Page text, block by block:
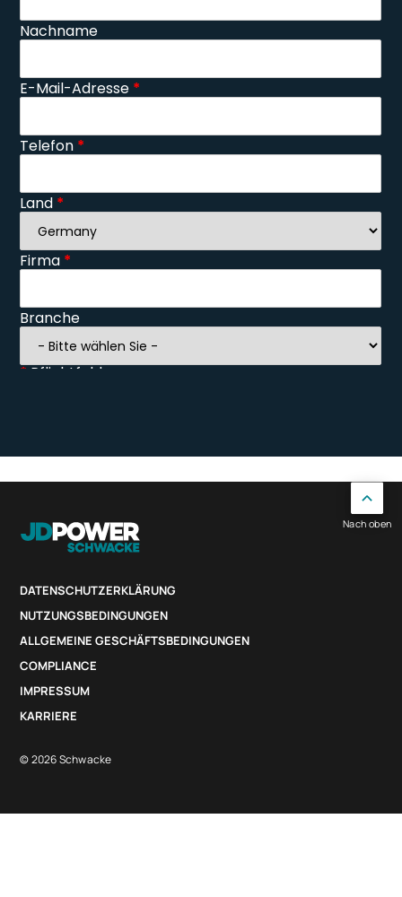
DATENSCHUTZERKLÄRUNG
NUTZUNGSBEDINGUNGEN
ALLGEMEINE GESCHÄFTSBEDINGUNGEN
COMPLIANCE
IMPRESSUM
KARRIERE
© 2026 Schwacke
Nach oben